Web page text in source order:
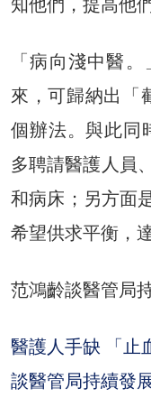
知他們，提高他
「病向淺中醫
來，可歸納出「
個辦法。與此同
多聘請醫護人員
和病床；另方面
希望供求平衡，
范鴻齡談醫管局
醫護人手缺 「止
談醫管局持續發